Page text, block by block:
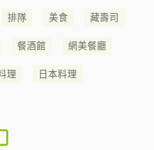
排隊 美食 藏壽司
餐酒館 網美餐廳
理 日本料理